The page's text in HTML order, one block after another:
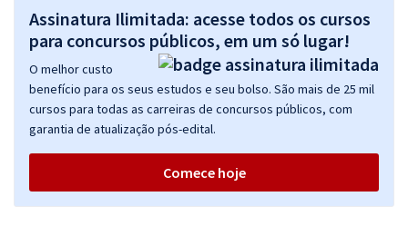
Técnico/Administração (Treinamento Intensivo + Sprint Final +
Diferenciais Exclusivos)
R$ 327,92à vista
ou 12x de
R$ 27,33
Economize R$ 81,98 (-20%)
Comprar
Assinatura Ilimitada: acesse todos os cursos
para concursos públicos, em um só lugar!
O melhor custo
benefício para os seus estudos e seu bolso. São mais de 25 mil
cursos para todas as carreiras de concursos públicos, com
garantia de atualização pós-edital.
Comece hoje